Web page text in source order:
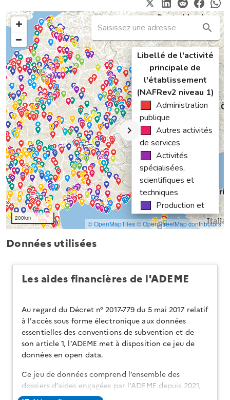
Données utilisées
Les aides financières de l'ADEME
Au regard du Décret n° 2017-779 du 5 mai 2017 relatif
à l'accès sous forme électronique aux données
essentielles des conventions de subvention et de
son article 1, l’ADEME met à disposition ce jeu de
données en open data.
Ce jeu de données comprend l’ensemble des
dossiers d’aides engagées par l’ADEME depuis 2021,
sans limite de montants, pour des dossiers de